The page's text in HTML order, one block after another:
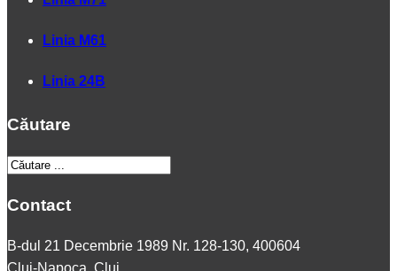
Linia M61
Linia 24B
Căutare
Contact
B-dul 21 Decembrie 1989 Nr. 128-130, 400604
Cluj-Napoca, Cluj